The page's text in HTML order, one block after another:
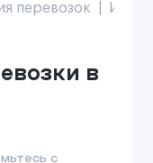
перевозок
в
с